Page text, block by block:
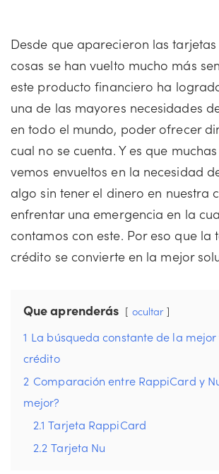
Desde que aparecieron las
cosas se han vuelto mucho más
este producto financiero ha
una de las mayores necesidades
en todo el mundo, poder ofrecer
cual no se cuenta. Y es que
vemos envueltos en la necesidad
algo sin tener el dinero en nuestra
enfrentar una emergencia en la
contamos con este. Por eso que la
crédito se convierte en la mejor
Que aprenderás ocultar
1 La búsqueda constante de la
crédito
2 Comparación entre RappiCard y
mejor?
2.1 Tarjeta RappiCard
2.2 Tarjeta Nu